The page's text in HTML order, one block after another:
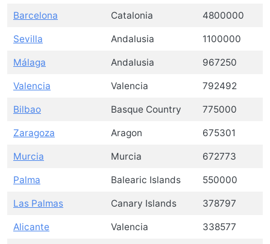
Barcelona Catalonia 4800000
Sevilla Andalusia 1100000
Málaga Andalusia 967250
Valencia Valencia 792492
Bilbao Basque Country 775000
Zaragoza Aragon 675301
Murcia Murcia 672773
Palma Balearic Islands 550000
Las Palmas Canary Islands 378797
Alicante Valencia 338577